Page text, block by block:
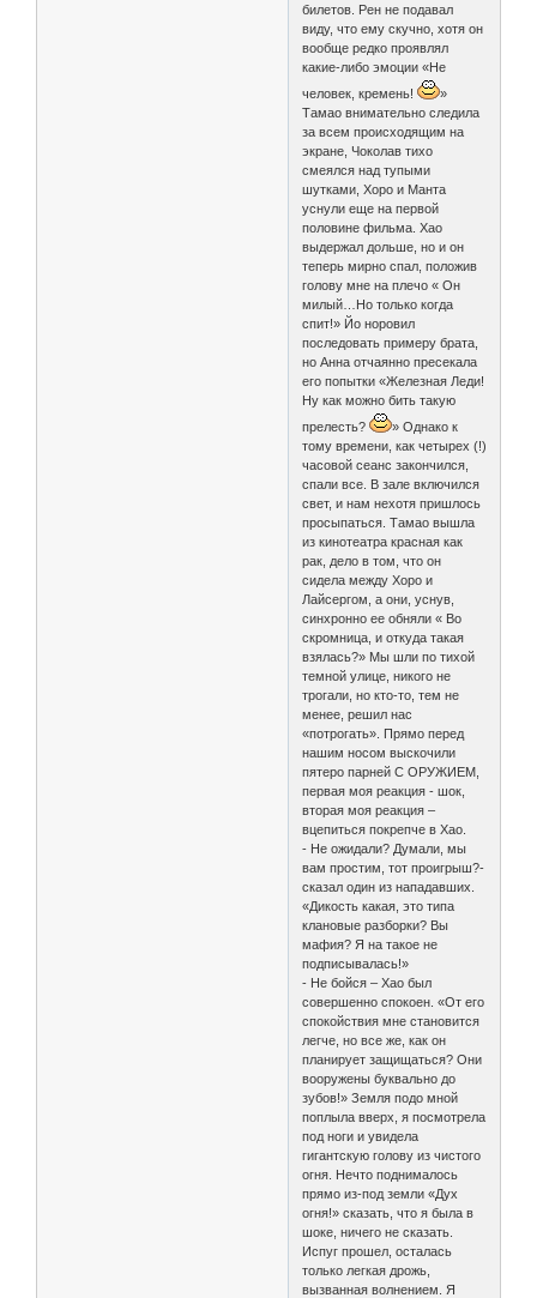
билетов. Рен не подавал
виду, что ему скучно, хотя он
вообще редко проявлял
какие-либо эмоции «Не
человек, кремень!
»
Тамао внимательно следила
за всем происходящим на
экране, Чоколав тихо
смеялся над тупыми
шутками, Хоро и Манта
уснули еще на первой
половине фильма. Хао
выдержал дольше, но и он
теперь мирно спал, положив
голову мне на плечо « Он
милый…Но только когда
спит!» Йо норовил
последовать примеру брата,
но Анна отчаянно пресекала
его попытки «Железная Леди!
Ну как можно бить такую
прелесть?
» Однако к
тому времени, как четырех (!)
часовой сеанс закончился,
спали все. В зале включился
свет, и нам нехотя пришлось
просыпаться. Тамао вышла
из кинотеатра красная как
рак, дело в том, что он
сидела между Хоро и
Лайсергом, а они, уснув,
синхронно ее обняли « Во
скромница, и откуда такая
взялась?» Мы шли по тихой
темной улице, никого не
трогали, но кто-то, тем не
менее, решил нас
«потрогать». Прямо перед
нашим носом выскочили
пятеро парней С ОРУЖИЕМ,
первая моя реакция - шок,
вторая моя реакция –
вцепиться покрепче в Хао.
- Не ожидали? Думали, мы
вам простим, тот проигрыш?-
сказал один из нападавших.
«Дикость какая, это типа
клановые разборки? Вы
мафия? Я на такое не
подписывалась!»
- Не бойся – Хао был
совершенно спокоен. «От его
спокойствия мне становится
легче, но все же, как он
планирует защищаться? Они
вооружены буквально до
зубов!» Земля подо мной
поплыла вверх, я посмотрела
под ноги и увидела
гигантскую голову из чистого
огня. Нечто поднималось
прямо из-под земли «Дух
огня!» сказать, что я была в
шоке, ничего не сказать.
Испуг прошел, осталась
только легкая дрожь,
вызванная волнением. Я